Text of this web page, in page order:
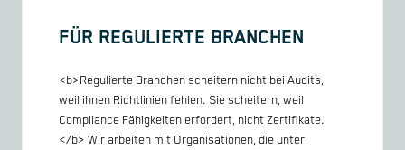
FÜR REGULIERTE BRANCHEN
<b>Regulierte Branchen scheitern nicht bei Audits,
weil ihnen Richtlinien fehlen. Sie scheitern, weil
Compliance Fähigkeiten erfordert, nicht Zertifikate.
</b> Wir arbeiten mit Organisationen, die unter